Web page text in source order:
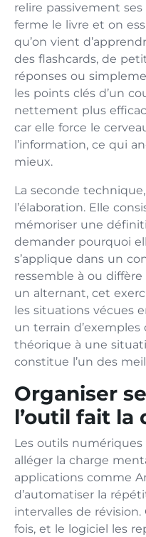
relire passivement
ferme le livre et on
qu’on vient
des flashcards, de
réponses ou
les points clés d’un
nettement plus
car elle force le
l’information, ce qui
mieux.
La seconde
l’élaboration. Elle
mémoriser une
demander pourquoi
s’applique dans un
ressemble à ou
un alternant, cet
les situations vécues
un terrain
théorique à une
constitue l’un des
Organiser
l’outil fait la
Les outils
alléger la charge
applications comme
d’automatiser la
intervalles de révision.
fois, et le logiciel les